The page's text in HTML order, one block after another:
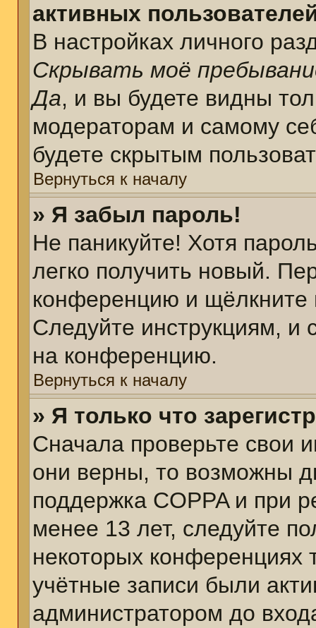
активных
В настройках личного
Скрывать моё
Да, и вы будете видны
модераторам и самому
будете скрытым
Вернуться к началу
» Я забыл пароль!
Не паникуйте! Хотя
легко получить новый.
конференцию и щёлкните
Следуйте инструкциям, и
на конференцию.
Вернуться к началу
» Я только что
Сначала проверьте свои
они верны, то возможны
поддержка COPPA и при
менее 13 лет, следуйте
некоторых конференциях
учётные записи были
администратором до